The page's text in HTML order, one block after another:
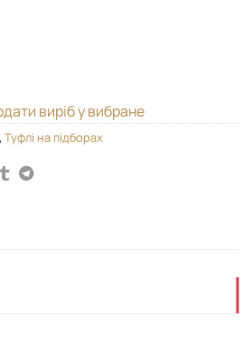
виріб у вибране
, Туфлі на підборах